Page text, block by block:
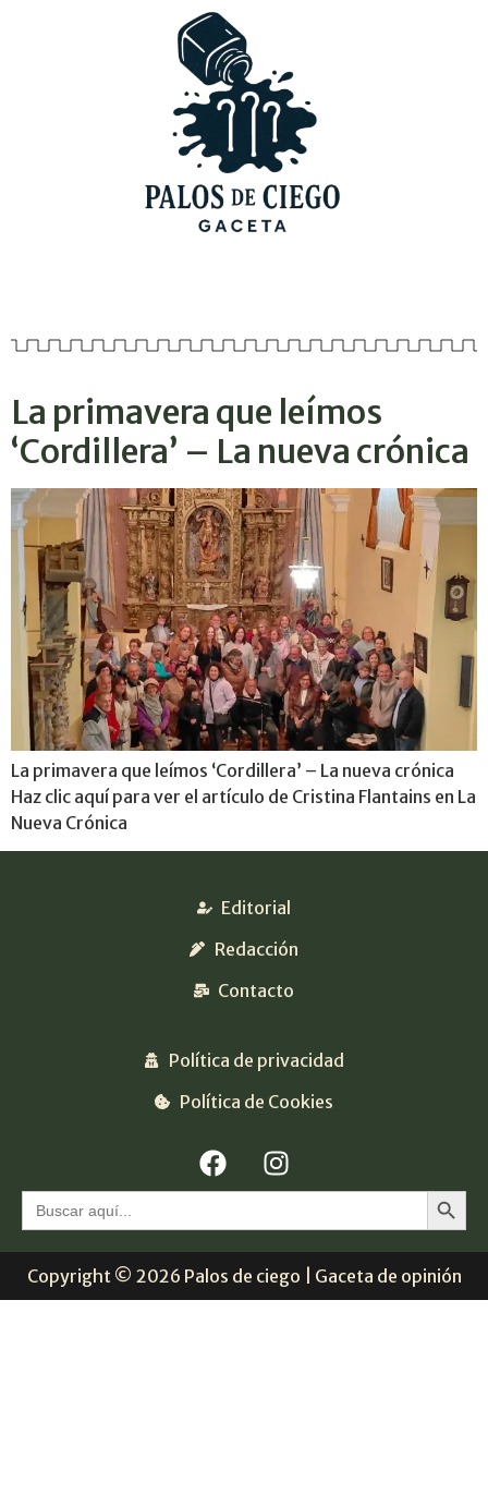
La primavera que leímos
‘Cordillera’ – La nueva crónica
La primavera que leímos ‘Cordillera’ – La nueva crónica
Haz clic aquí para ver el artículo de Cristina Flantains en La
Nueva Crónica
Editorial
Redacción
Contacto
Política de privacidad
Política de Cookies
Buscar: Botón
Copyright © 2026 Palos de ciego | Gaceta de opinión